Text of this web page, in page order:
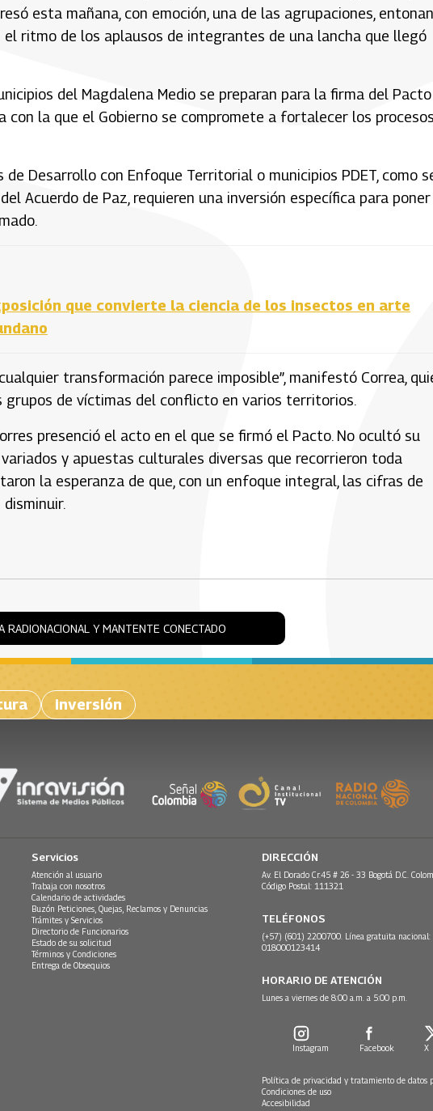
esta mañana, con emoción, una de las agrupaciones,
ritmo de los aplausos de integrantes de una lancha que llegó
del Magdalena Medio se preparan para la firma del Pacto
con la que el Gobierno se compromete a fortalecer los
Desarrollo con Enfoque Territorial o municipios PDET, como
Acuerdo de Paz, requieren una inversión específica para
que convierte la ciencia de los insectos en arte
transformación parece imposible”, manifestó Correa,
grupos de víctimas del conflicto en varios territorios.
presenció el acto en el que se firmó el Pacto. No ocultó su
y apuestas culturales diversas que recorrieron toda
la esperanza de que, con un enfoque integral, las cifras de
RADIONACIONAL Y MANTENTE CONECTADO
inversión
Servicios
Atención al usuario
Trabaja con nosotros
Calendario de actividades
Buzón Peticiones, Quejas, Reclamos y Denuncias
Trámites y Servicios
Directorio de Funcionarios
Estado de su solicitud
Términos y Condiciones
Entrega de Obsequios
DIRECCIÓN
Av. El Dorado Cr.45 # 26 - 33 Bogotá D.C.
Código Postal: 111321
TELÉFONOS
(+57) (601) 2200700. Línea gratuita nacional:
018000123414
HORARIO DE ATENCIÓN
Lunes a viernes de 8:00 a.m. a 5:00 p.m.
Instagram Facebook X
Política de privacidad y tratamiento de datos
Condiciones de uso
Accesibilidad